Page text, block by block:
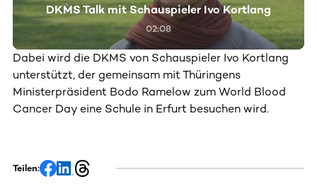
DKMS Talk mit Schauspieler Ivo Kortlang
02:08
Dabei wird die DKMS von Schauspieler Ivo Kortlang
unterstützt, der gemeinsam mit Thüringens
Ministerpräsident Bodo Ramelow zum World Blood
Cancer Day eine Schule in Erfurt besuchen wird.
Teilen: